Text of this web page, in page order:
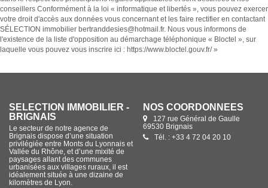
conseillers Conformément à la loi « informatique et libertés », vous pouvez exercer
votre droit d'accès aux données vous concernant et les faire rectifier en contactant
SÉLECTION immobilier bertranddesies@hotmail.fr. Nous vous informons de
l'existence de la liste d'opposition au démarchage téléphonique « Bloctel », sur
laquelle vous pouvez vous inscrire ici : https://www.bloctel.gouv.fr/»
SÉLECTION IMMOBILIER -
BRIGNAIS
Le secteur de notre agence de
Brignais dispose d’une situation
privilégiée entre Monts du Lyonnais et
Vallée du Rhône, et d’une mixité de
paysages allant des communes
urbanisées aux villages ruraux, il est
idéalement située à une dizaine de
kilomètres de Lyon.
NOS COORDONNÉES
127 rue Général de Gaulle
69530 Brignais
Tél. : +33 4 72 04 20 10